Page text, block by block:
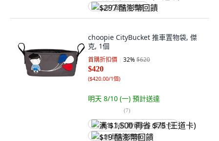
$297 酷澎幣回饋
choopie CityBucket 推車置物袋, 傑
克, 1個
首購折扣價 32%$620
$420
($420.00/1個)
明天 8/10 (一) 預計送達
(7)
满 $1,500 再省 $75 (王道卡)
$19 酷澎幣回饋